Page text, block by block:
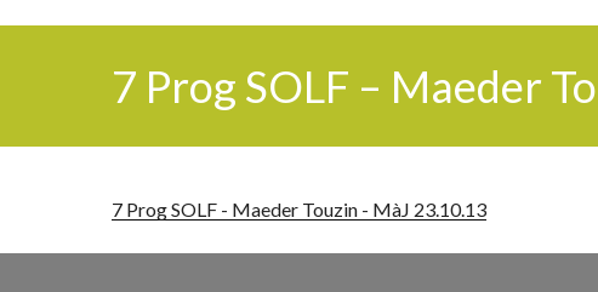
7 Prog SOLF – Maeder
7 Prog SOLF - Maeder Touzin - MàJ 23.10.13